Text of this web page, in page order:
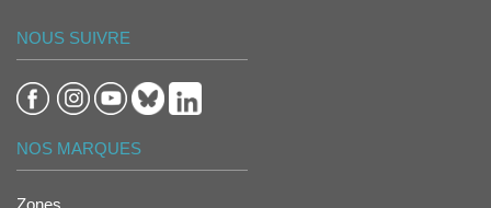
NOUS SUIVRE
NOS MARQUES